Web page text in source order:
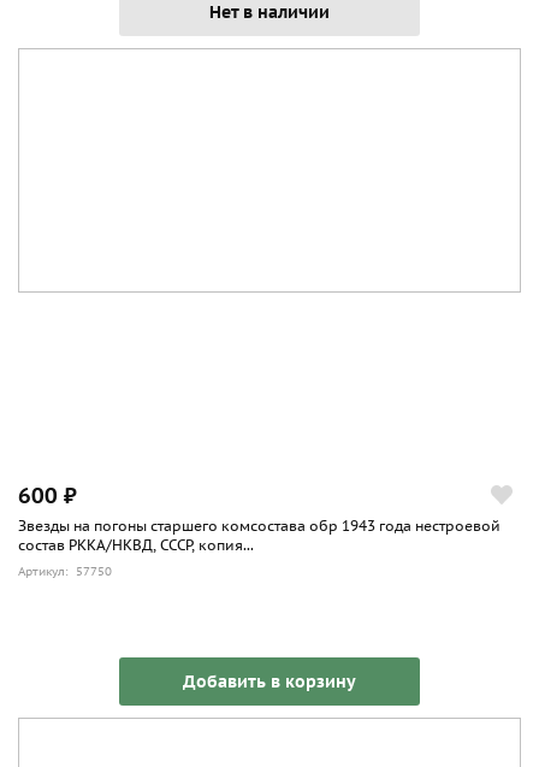
Нет в наличии
600 ₽
Звезды на погоны старшего комсостава обр 1943 года нестроевой
состав РККА/НКВД, СССР, копия...
Артикул: 57750
Добавить в корзину